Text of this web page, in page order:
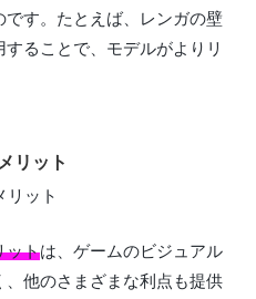
す。たとえば、レンガの壁
ることで、モデルがよりリ
リット
ットは、ゲームのビジュアル
他のさまざまな利点も提供